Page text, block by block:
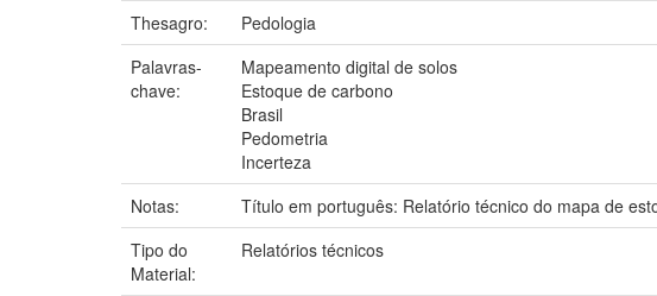
Thesagro:
Pedologia
Palavras-
chave:
Mapeamento digital de solos
Estoque de carbono
Brasil
Pedometria
Incerteza
Notas:
Título em português: Relatório técnico do mapa de
Tipo do
Material:
Relatórios técnicos